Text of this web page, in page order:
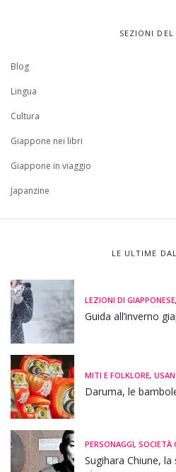
SEZIONI DEL
Blog
Lingua
Cultura
Giappone nei libri
Giappone in viaggio
Japanzine
LE ULTIME
LEZIONI DI GIAPPONESE,
Guida all’inverno
MITI E FOLKLORE,
Daruma, le
PERSONAGGI, SOCIETÀ
Sugihara Chiune,